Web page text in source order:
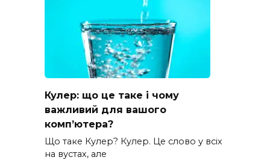
Кулер: що це таке і чому
важливий для вашого
комп’ютера?
Що таке Кулер? Кулер. Це слово у всіх
на вустах, але